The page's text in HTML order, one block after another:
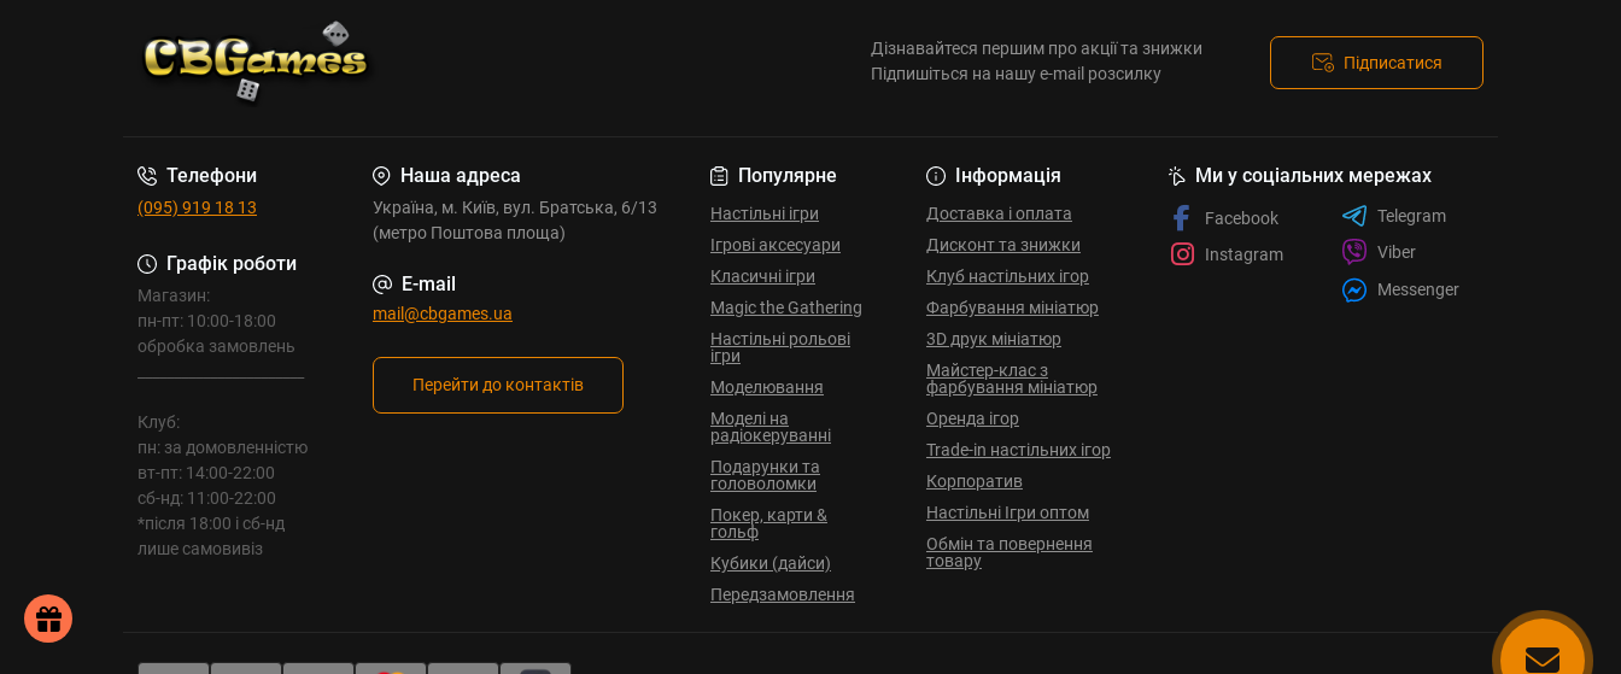
Дізнавайтеся першим про акції та знижки
Підпишіться на нашу e-mail розсилку
Підписатися
Телефони
(095) 919 18 13
Графік роботи
Магазин:
пн-пт: 10:00-18:00
обробка замовлень
Клуб:
пн: за домовленністю
вт-пт: 14:00-22:00
сб-нд: 11:00-22:00
*після 18:00 і сб-нд
лише самовивіз
Наша адреса
Україна, м. Київ, вул. Братська, 6/13
(метро Поштова площа)
E-mail
mail@cbgames.ua
Перейти до контактів
Популярне
Настільні ігри
Ігрові аксесуари
Класичні ігри
Magic the Gathering
Настільні рольові
ігри
Моделювання
Моделі на
радіокеруванні
Подарунки та
головоломки
Покер, карти &
гольф
Кубики (дайси)
Передзамовлення
Інформація
Доставка і оплата
Дисконт та знижки
Клуб настільних ігор
Фарбування мініатюр
3D друк мініатюр
Майстер-клас з
фарбування мініатюр
Оренда ігор
Trade-in настільних ігор
Корпоратив
Настільні Ігри оптом
Обмін та повернення
товару
Ми у соціальних мережах
Facebook
Instagram
Telegram
Viber
Messenger